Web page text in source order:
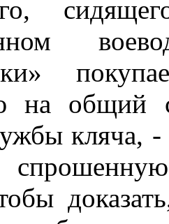
на общий
кляча, -